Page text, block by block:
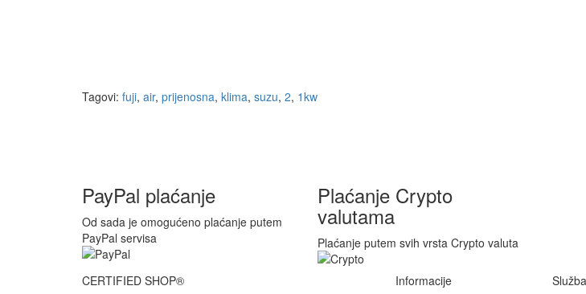
Tagovi: fuji, air, prijenosna, klima, suzu, 2, 1kw
PayPal plaćanje
Od sada je omogućeno plaćanje putem
PayPal servisa
Plaćanje Crypto
valutama
Plaćanje putem svih vrsta Crypto valuta
CERTIFIED SHOP®
Informacije